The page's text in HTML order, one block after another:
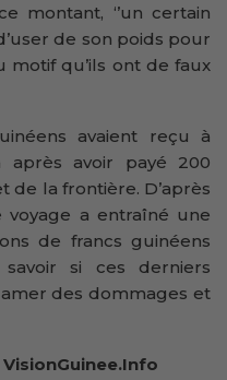
montant, ‘’un certain
de son poids pour
motif qu’ils ont de faux
avaient reçu à
après avoir payé 200
de la frontière. D’après
voyage a entraîné une
de francs guinéens
si ces derniers
des dommages et